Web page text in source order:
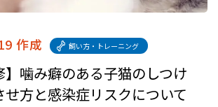
作成 飼い方・トレーニング
】噛み癖のある子猫のしつけ
方と感染症リスクについて